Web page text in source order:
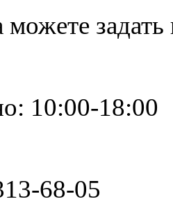
можете
10:00-18:00
68-05